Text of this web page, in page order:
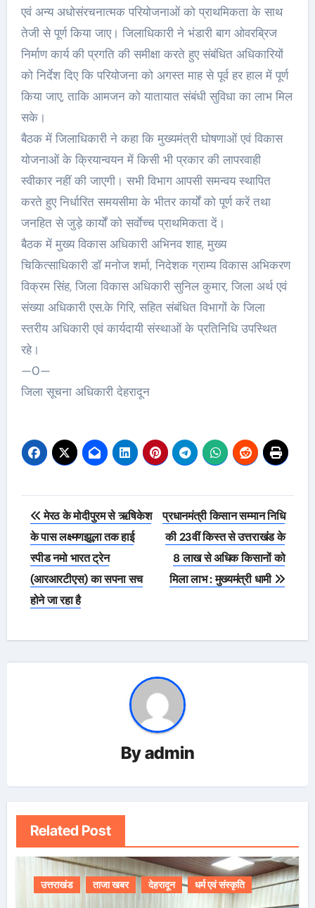
एवं अन्य अधोसंरचनात्मक परियोजनाओं को प्राथमिकता के साथ
तेजी से पूर्ण किया जाए। जिलाधिकारी ने भंडारी बाग ओवरब्रिज
निर्माण कार्य की प्रगति की समीक्षा करते हुए संबंधित अधिकारियों
को निर्देश दिए कि परियोजना को अगस्त माह से पूर्व हर हाल में पूर्ण
किया जाए, ताकि आमजन को यातायात संबंधी सुविधा का लाभ मिल
सके।
बैठक में जिलाधिकारी ने कहा कि मुख्यमंत्री घोषणाओं एवं विकास
योजनाओं के क्रियान्वयन में किसी भी प्रकार की लापरवाही
स्वीकार नहीं की जाएगी। सभी विभाग आपसी समन्वय स्थापित
करते हुए निर्धारित समयसीमा के भीतर कार्यों को पूर्ण करें तथा
जनहित से जुड़े कार्यों को सर्वाेच्च प्राथमिकता दें।
बैठक में मुख्य विकास अधिकारी अभिनव शाह, मुख्य
चिकित्साधिकारी डॉ मनोज शर्मा, निदेशक ग्राम्य विकास अभिकरण
विक्रम सिंह, जिला विकास अधिकारी सुनिल कुमार, जिला अर्थ एवं
संख्या अधिकारी एस.के गिरि, सहित संबंधित विभागों के जिला
स्तरीय अधिकारी एवं कार्यदायी संस्थाओं के प्रतिनिधि उपस्थित
रहे।
—0—
जिला सूचना अधिकारी देहरादून
Post
navigation
मेरठ के मोदीपुरम से ऋषिकेश
के पास लक्ष्मणझूला तक हाई
स्पीड नमो भारत ट्रेन
(आरआरटीएस) का सपना सच
होने जा रहा है
प्रधानमंत्री किसान सम्मान निधि
की 23वीं किस्त से उत्तराखंड के
8 लाख से अधिक किसानों को
मिला लाभ : मुख्यमंत्री धामी
Byadmin
Related Post
उत्तराखंड ताजा खबर देहरादून धर्म एवं संस्कृति